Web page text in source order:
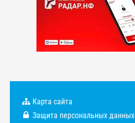
Карта сайта
Защита персональных данных